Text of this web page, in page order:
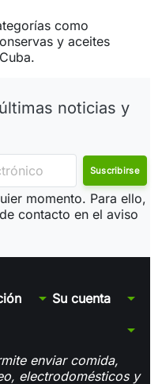
como
y aceites
noticias y
momento. Para ello,
contacto en el aviso
arrow_drop_down Su cuenta arrow_drop_down
arrow_drop_down
enviar comida,
electrodomésticos y